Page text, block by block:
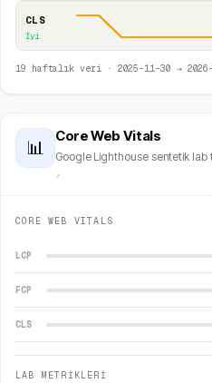
CLS
İyi
19 haftalık veri · 2025-11-30 →
📊
Core Web Vitals
Google Lighthouse sentetik lab
↗
CORE WEB VITALS
LCP
FCP
CLS
LAB METRİKLERİ